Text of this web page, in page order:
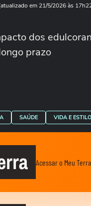
em 21/5/2026 às
dos
prazo
SAÚDE VIDA E ESTILO
Acessar o Meu